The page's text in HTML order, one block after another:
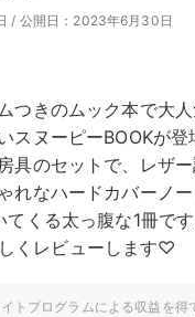
/ 公開日：2023年6月30日
つきのムック本で大
スヌーピーBOOKが
具のセットで、レザ
れなハードカバーノ
くる太っ腹な1冊です
くレビューします♡
トプログラムによる収益を得